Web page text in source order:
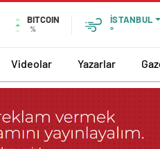
BITCOIN
%
İSTANBUL
°
Videolar Yazarlar